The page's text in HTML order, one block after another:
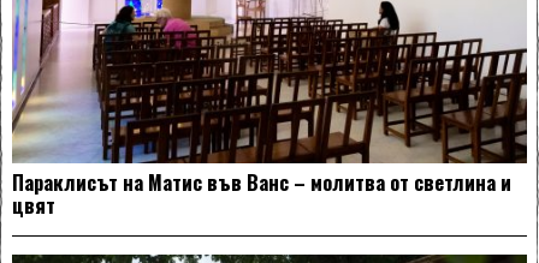
Параклисът на Матис във Ванс – молитва от светлина и
цвят